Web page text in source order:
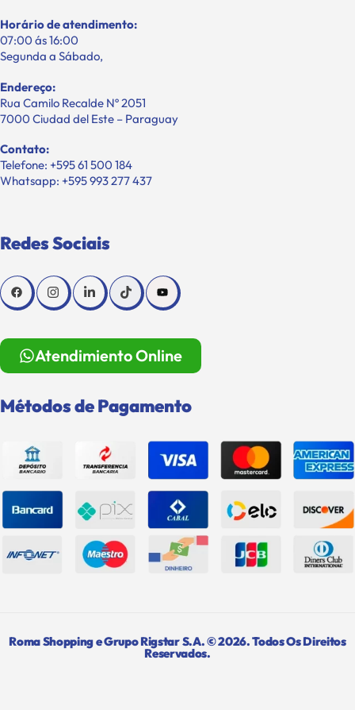
Horário de atendimento:
07:00 ás 16:00
Segunda a Sábado,
Endereço:
Rua Camilo Recalde Nº 2051
7000 Ciudad del Este – Paraguay
Contato:
Telefone: +595 61 500 184
Whatsapp: +595 993 277 437
Redes Sociais
Atendimiento Online
Métodos de Pagamento
Roma Shopping e Grupo Rigstar S.A. © 2026. Todos Os Direitos
Reservados.